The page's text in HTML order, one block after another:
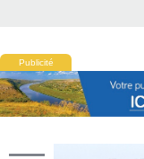
Publicité